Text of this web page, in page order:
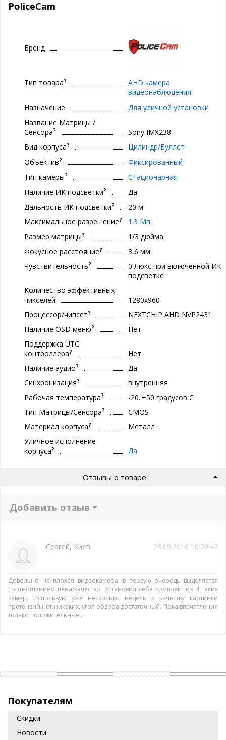
PoliceCam
Бренд
Тип товара?
AHD камера
видеонаблюдения
Назначение
Для уличной установки
Название Матрицы /
Сенсора?
Sony IMX238
Вид корпуса?
Цилиндр/Буллет
Объектив?
Фиксированный
Тип камеры?
Стационарная
Наличие ИК подсветки?
Да
Дальность ИК подсветки?
20 м
Максимальное разрешение?
1.3 Мп
Размер матрицы?
1/3 дюйма
Фокусное расстояние?
3,6 мм
Чувствительность?
0 Люкс при включенной ИК
подсветке
Количество эффективных
пикселей
1280x960
Процессор/чипсет?
NEXTCHIP AHD NVP2431
Наличие OSD меню?
Нет
Поддержка UTC
контроллера?
Нет
Наличие аудио?
Да
Синхронизация?
внутренняя
Рабочая температура?
-20..+50 градуcов С
Тип Матрицы/Сенсора?
CMOS
Материал корпуса?
Металл
Уличное исполнение
корпуса? Да
Отзывы о товаре
Добавить отзыв
23.09.2016 10:59:42
Сергей, Киев
Довольно не плохая видеокамера, в первую очередь выделяется
соотношением цена/качество. Установил себе комплект из 4 таких
камер. Использую уже несколько недель к качеству картинки
претензий нет никаких, угол обзора достаточный. Пока впечатления
только положительные…
Покупателям
Скидки
Новости